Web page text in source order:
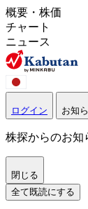
概要・株価
チャート
ニュース
ログイン お知
株探からのお知
閉じる
全て既読にする